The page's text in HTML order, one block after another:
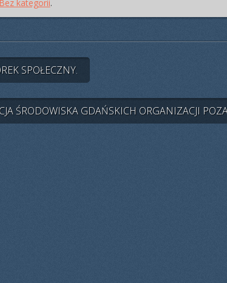
Bez kategorii.
SPOŁECZNY.
ŚRODOWISKA GDAŃSKICH ORGANIZACJI